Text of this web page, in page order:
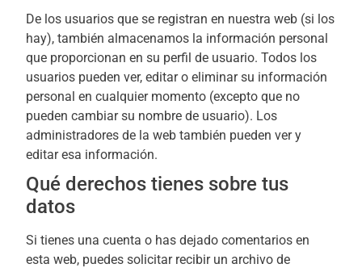
De los usuarios que se registran en nuestra web (si los
hay), también almacenamos la información personal
que proporcionan en su perfil de usuario. Todos los
usuarios pueden ver, editar o eliminar su información
personal en cualquier momento (excepto que no
pueden cambiar su nombre de usuario). Los
administradores de la web también pueden ver y
editar esa información.
Qué derechos tienes sobre tus
datos
Si tienes una cuenta o has dejado comentarios en
esta web, puedes solicitar recibir un archivo de